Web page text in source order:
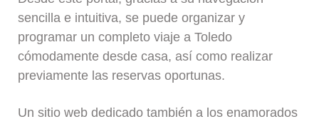
sencilla e intuitiva, se puede organizar y
programar un completo viaje a Toledo
cómodamente desde casa, así como realizar
previamente las reservas oportunas.
Un sitio web dedicado también a los enamorados